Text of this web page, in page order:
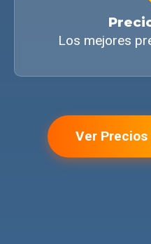
Los mejores
Ver